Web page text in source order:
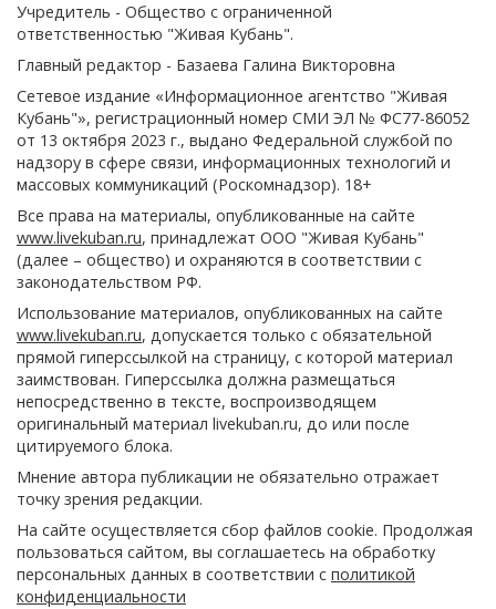
Учредитель - Общество с ограниченной
ответственностью "Живая Кубань".
Главный редактор - Базаева Галина Викторовна
Сетевое издание «Информационное агентство "Живая
Кубань"», регистрационный номер СМИ ЭЛ № ФС77-86052
от 13 октября 2023 г., выдано Федеральной службой по
надзору в сфере связи, информационных технологий и
массовых коммуникаций (Роскомнадзор). 18+
Все права на материалы, опубликованные на сайте
www.livekuban.ru, принадлежат ООО "Живая Кубань"
(далее – общество) и охраняются в соответствии с
законодательством РФ.
Использование материалов, опубликованных на сайте
www.livekuban.ru, допускается только с обязательной
прямой гиперссылкой на страницу, с которой материал
заимствован. Гиперссылка должна размещаться
непосредственно в тексте, воспроизводящем
оригинальный материал livekuban.ru, до или после
цитируемого блока.
Мнение автора публикации не обязательно отражает
точку зрения редакции.
На сайте осуществляется сбор файлов cookie. Продолжая
пользоваться сайтом, вы соглашаетесь на обработку
персональных данных в соответствии с политикой
конфиденциальности